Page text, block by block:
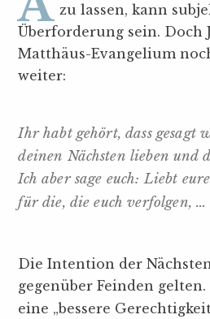
zu lassen, kann
Überforderung sein. Doch
Matthäus-Evangelium
weiter:
Ihr habt gehört, dass gesagt
deinen Nächsten lieben und
Ich aber sage euch: Liebt
für die, die euch verfolgen, …
Die Intention der
gegenüber Feinden
eine „bessere